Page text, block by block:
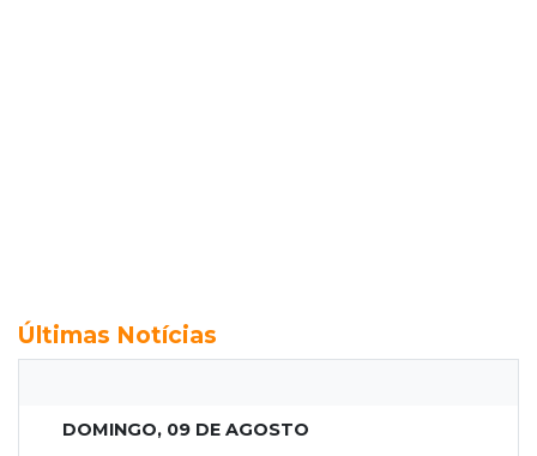
Últimas Notícias
DOMINGO, 09 DE AGOSTO